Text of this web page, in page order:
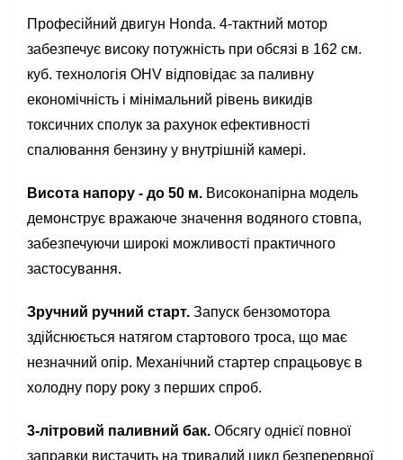
Професійний двигун Honda. 4-тактний мотор
забезпечує високу потужність при обсязі в 162 см.
куб. технологія OHV відповідає за паливну
економічність і мінімальний рівень викидів
токсичних сполук за рахунок ефективності
спалювання бензину у внутрішній камері.
Висота напору - до 50 м. Високонапірна модель
демонструє вражаюче значення водяного стовпа,
забезпечуючи широкі можливості практичного
застосування.
Зручний ручний старт. Запуск бензомотора
здійснюється натягом стартового троса, що має
незначний опір. Механічний стартер спрацьовує в
холодну пору року з перших спроб.
3-літровий паливний бак. Обсягу однієї повної
заправки вистачить на тривалий цикл безперервної